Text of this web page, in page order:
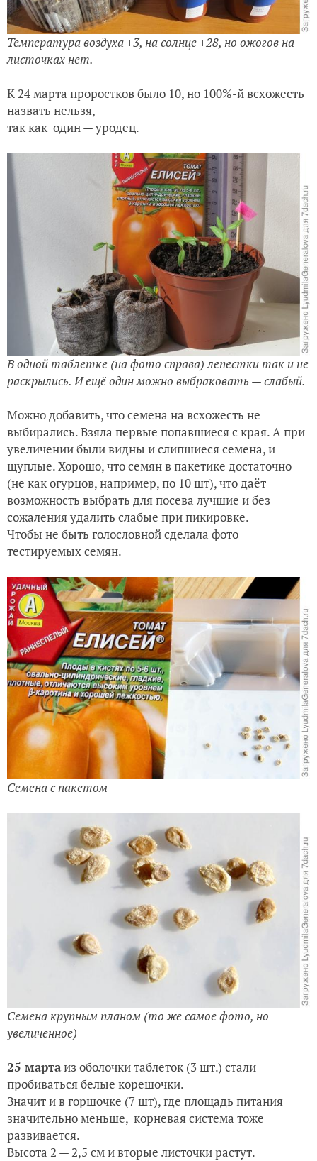
Температура воздуха +3, на солнце +28, но ожогов на
листочках нет.
К 24 марта проростков было 10, но 100%-й всхожесть
назвать нельзя,
так как один — уродец.
В одной таблетке (на фото справа) лепестки так и не
раскрылись. И ещё один можно выбраковать — слабый.
Можно добавить, что семена на всхожесть не
выбирались. Взяла первые попавшиеся с края. А при
увеличении были видны и слипшиеся семена, и
щуплые. Хорошо, что семян в пакетике достаточно
(не как огурцов, например, по 10 шт), что даёт
возможность выбрать для посева лучшие и без
сожаления удалить слабые при пикировке.
Чтобы не быть голословной сделала фото
тестируемых семян.
Семена с пакетом
Семена крупным планом (то же самое фото, но
увеличенное)
25 мартаиз оболочки таблеток (3 шт.) стали
пробиваться белые корешочки.
Значит и в горшочке (7 шт), где площадь питания
значительно меньше, корневая система тоже
развивается.
Высота 2 — 2,5 см и вторые листочки растут.